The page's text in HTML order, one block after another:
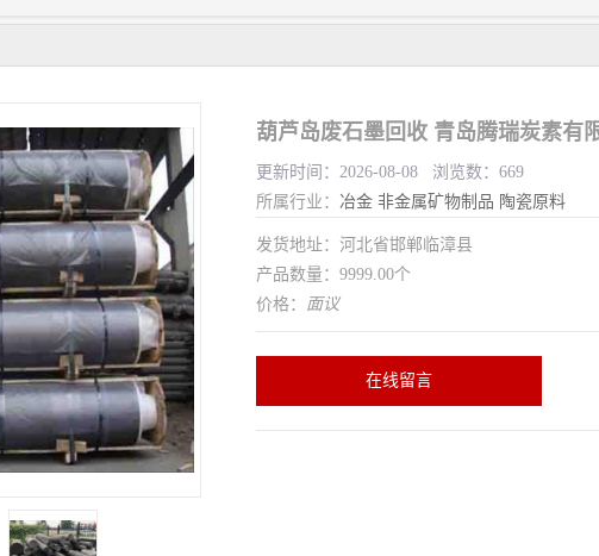
葫芦岛废石墨回收 青岛腾瑞炭素有
更新时间：2026-08-08 浏览数：669
所属行业： 冶金 非金属矿物制品 陶瓷原料
发货地址：河北省邯郸临漳县
产品数量：9999.00个
价格： 面议
在线留言